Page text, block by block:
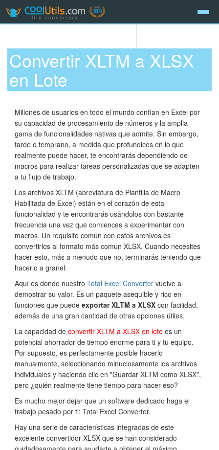
Convertir XLTM a XLSX
en Lote
Millones de usuarios en todo el mundo confían en Excel por
su capacidad de procesamiento de números y la amplia
gama de funcionalidades nativas que admite. Sin embargo,
tarde o temprano, a medida que profundices en lo que
realmente puede hacer, te encontrarás dependiendo de
macros para realizar tareas personalizadas que se adapten
a tu flujo de trabajo.
Los archivos XLTM (abreviatura de Plantilla de Macro
Habilitada de Excel) están en el corazón de esta
funcionalidad y te encontrarás usándolos con bastante
frecuencia una vez que comiences a experimentar con
macros. Un requisito común con estos archivos es
convertirlos al formato más común XLSX. Cuando necesites
hacer esto, más a menudo que no, terminarás teniendo que
hacerlo a granel.
Aquí es donde nuestro Total Excel Converter vuelve a
demostrar su valor. Es un paquete asequible y rico en
funciones que puede exportar XLTM a XLSX con facilidad,
además de una gran cantidad de otras opciones útiles.
La capacidad de convertir XLTM a XLSX en lote es un
potencial ahorrador de tiempo enorme para ti y tu equipo.
Por supuesto, es perfectamente posible hacerlo
manualmente, seleccionando minuciosamente los archivos
individuales y haciendo clic en "Guardar XLTM como XLSX",
pero ¿quién realmente tiene tiempo para hacer eso?
Es mucho mejor dejar que un software dedicado haga el
trabajo pesado por ti: Total Excel Converter.
Hay una serie de características integradas de este
excelente convertidor XLSX que se han considerado